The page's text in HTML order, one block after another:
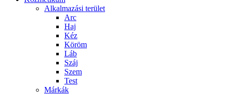
Alkalmazási terület
Arc
Haj
Kéz
Köröm
Láb
Száj
Szem
Test
Márkák